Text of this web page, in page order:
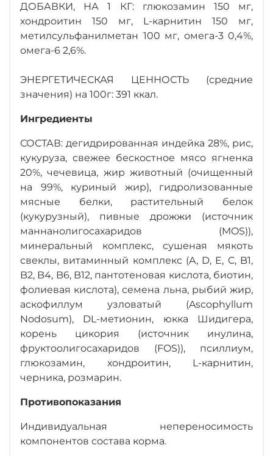
ДОБАВКИ, НА 1 КГ: глюкозамин 150 мг,
хондроитин 150 мг, L-карнитин 150 мг,
метилсульфанилметан 100 мг, омега-3 0,4%,
омега-6 2,6%.
ЭНЕРГЕТИЧЕСКАЯ ЦЕННОСТЬ (средние
значения) на 100г: 391 ккал.
Ингредиенты
СОСТАВ: дегидрированная индейка 28%, рис,
кукуруза, свежее бескостное мясо ягненка
20%, чечевица, жир животный (очищенный
на 99%, куриный жир), гидролизованные
мясные белки, растительный белок
(кукурузный), пивные дрожжи (источник
маннанолигосахаридов (MOS)),
минеральный комплекс, сушеная мякоть
свеклы, витаминный комплекс (A, D, E, C, B1,
B2, B4, B6, B12, пантотеновая кислота, биотин,
фолиевая кислота), семена льна, рыбий жир,
аскофиллум узловатый (Ascophyllum
Nodosum), DL-метионин, юкка Шидигера,
корень цикория (источник инулина,
фруктоолигосахаридов (FOS)), псиллиум,
глюкозамин, хондроитин, L-карнитин,
черника, розмарин.
Противопоказания
Индивидуальная непереносимость
компонентов состава корма.